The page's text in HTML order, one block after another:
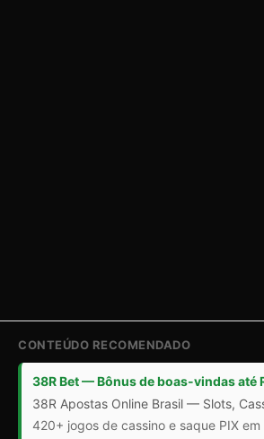
CONTEÚDO RECOMENDADO
38R Bet — Bônus de boas-vindas
38R Apostas Online Brasil — Slots,
420+ jogos de cassino e saque PIX